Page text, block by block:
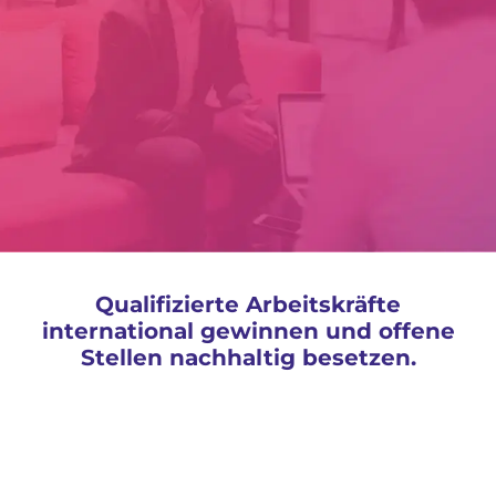
Qualifizierte Arbeitskräfte
international gewinnen und offene
Stellen nachhaltig besetzen.